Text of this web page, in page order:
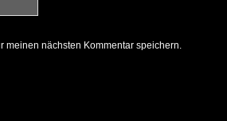
meinen nächsten Kommentar speichern.